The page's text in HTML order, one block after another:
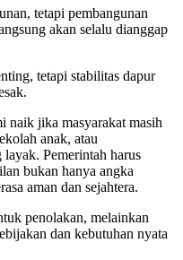
tetapi pembangunan
akan selalu dianggap
tetapi stabilitas dapur
naik jika masyarakat masih
anak, atau
layak. Pemerintah harus
bukan hanya angka
aman dan sejahtera.
penolakan, melainkan
dan kebutuhan nyata